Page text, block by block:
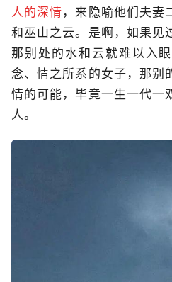
人的深情 ，来隐喻他们夫妻
和巫山之云。是啊，如果见
那别处的水和云就难以入
念、情之所系的女子，那别
情的可能，毕竟一生一代一
人。